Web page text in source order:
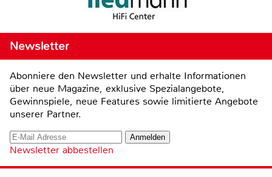
Newsletter
Abonniere den Newsletter und erhalte Informationen
über neue Magazine, exklusive Spezialangebote,
Gewinnspiele, neue Features sowie limitierte Angebote
unserer Partner.
Newsletter abbestellen